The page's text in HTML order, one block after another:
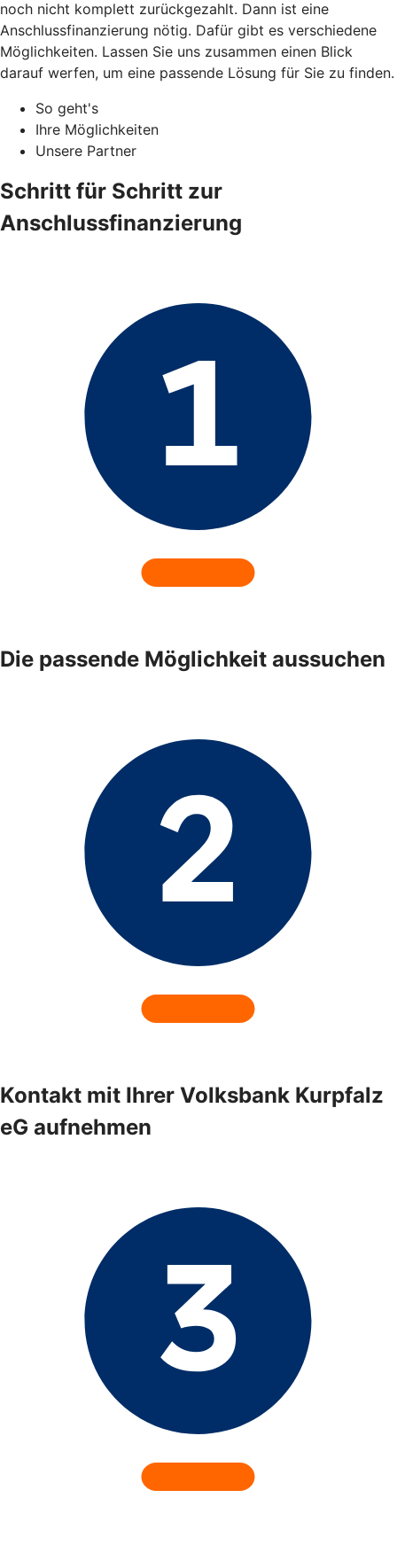
noch nicht komplett zurückgezahlt. Dann ist eine
Anschlussfinanzierung nötig. Dafür gibt es verschiedene
Möglichkeiten. Lassen Sie uns zusammen einen Blick
darauf werfen, um eine passende Lösung für Sie zu finden.
So geht's
Ihre Möglichkeiten
Unsere Partner
Schritt für Schritt zur
Anschlussfinanzierung
Die passende Möglichkeit aussuchen
Kontakt mit Ihrer Volksbank Kurpfalz
eG aufnehmen